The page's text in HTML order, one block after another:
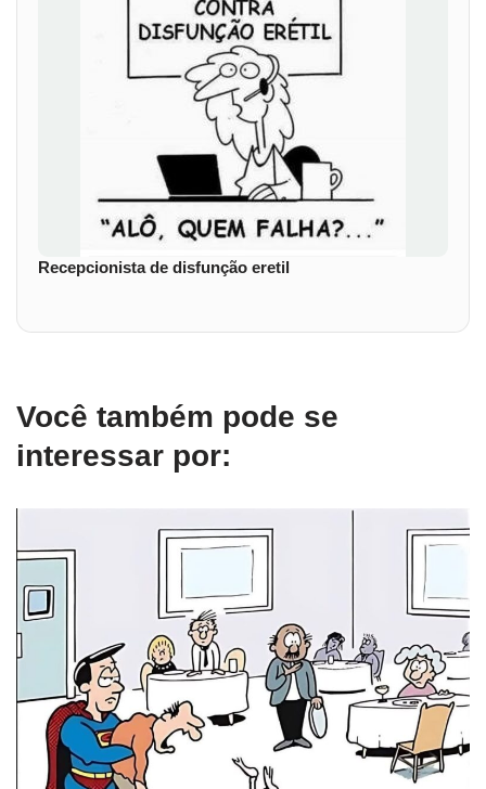
Recepcionista de disfunção eretil
Você também pode se
interessar por: